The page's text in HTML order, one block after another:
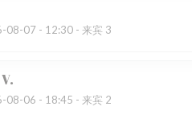
08-07 - 12:30 - 来宾 3
V
08-06 - 18:45 - 来宾 2